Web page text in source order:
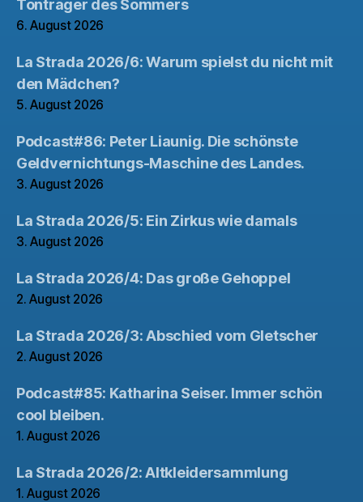
Tonträger des Sommers
6. August 2026
La Strada 2026/6: Warum spielst du nicht mit
den Mädchen?
5. August 2026
Podcast#86: Peter Liaunig. Die schönste
Geldvernichtungs-Maschine des Landes.
3. August 2026
La Strada 2026/5: Ein Zirkus wie damals
3. August 2026
La Strada 2026/4: Das große Gehoppel
2. August 2026
La Strada 2026/3: Abschied vom Gletscher
2. August 2026
Podcast#85: Katharina Seiser. Immer schön
cool bleiben.
1. August 2026
La Strada 2026/2: Altkleidersammlung
1. August 2026